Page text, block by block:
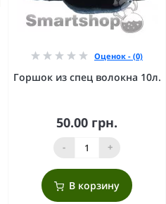
Оценок - (0)
Горшок из спец волокна 10л.
50.00 грн.
- +
В корзину